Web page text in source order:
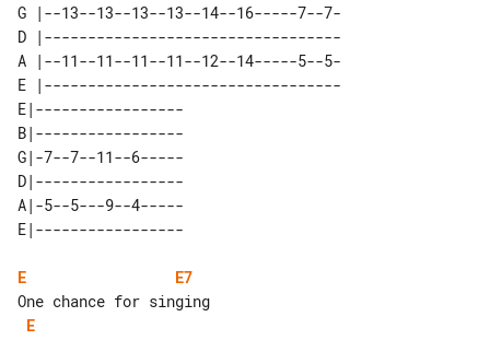
G |--13--13--13--13--14--16-----7--7-
D |----------------------------------
A |--11--11--11--11--12--14-----5--5-
E |----------------------------------
E|-----------------
B|-----------------
G|-7--7--11--6-----
D|-----------------
A|-5--5---9--4-----
E
E7
E